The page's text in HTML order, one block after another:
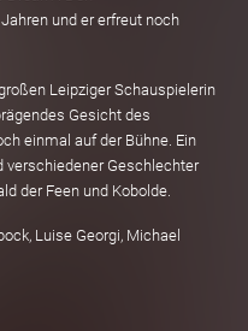
und er erfreut noch
Leipziger Schauspielerin
Gesicht des
einmal auf der Bühne. Ein
verschiedener Geschlechter
der Feen und Kobolde.
Luise Georgi, Michael